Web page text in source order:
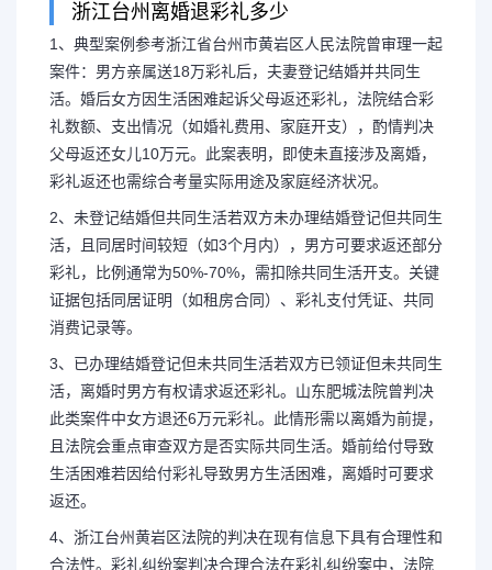
浙江台州离婚退彩礼多少
1、典型案例参考浙江省台州市黄岩区人民法院曾审理一起
案件：男方亲属送18万彩礼后，夫妻登记结婚并共同生
活。婚后女方因生活困难起诉父母返还彩礼，法院结合彩
礼数额、支出情况（如婚礼费用、家庭开支），酌情判决
父母返还女儿10万元。此案表明，即使未直接涉及离婚，
彩礼返还也需综合考量实际用途及家庭经济状况。
2、未登记结婚但共同生活若双方未办理结婚登记但共同生
活，且同居时间较短（如3个月内），男方可要求返还部分
彩礼，比例通常为50%-70%，需扣除共同生活开支。关键
证据包括同居证明（如租房合同）、彩礼支付凭证、共同
消费记录等。
3、已办理结婚登记但未共同生活若双方已领证但未共同生
活，离婚时男方有权请求返还彩礼。山东肥城法院曾判决
此类案件中女方退还6万元彩礼。此情形需以离婚为前提，
且法院会重点审查双方是否实际共同生活。婚前给付导致
生活困难若因给付彩礼导致男方生活困难，离婚时可要求
返还。
4、浙江台州黄岩区法院的判决在现有信息下具有合理性和
合法性。彩礼纠纷案判决合理合法在彩礼纠纷案中，法院